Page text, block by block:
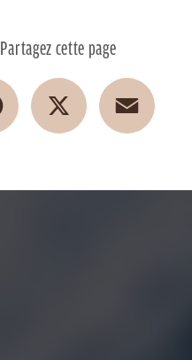
Partagez cette page
Facebook